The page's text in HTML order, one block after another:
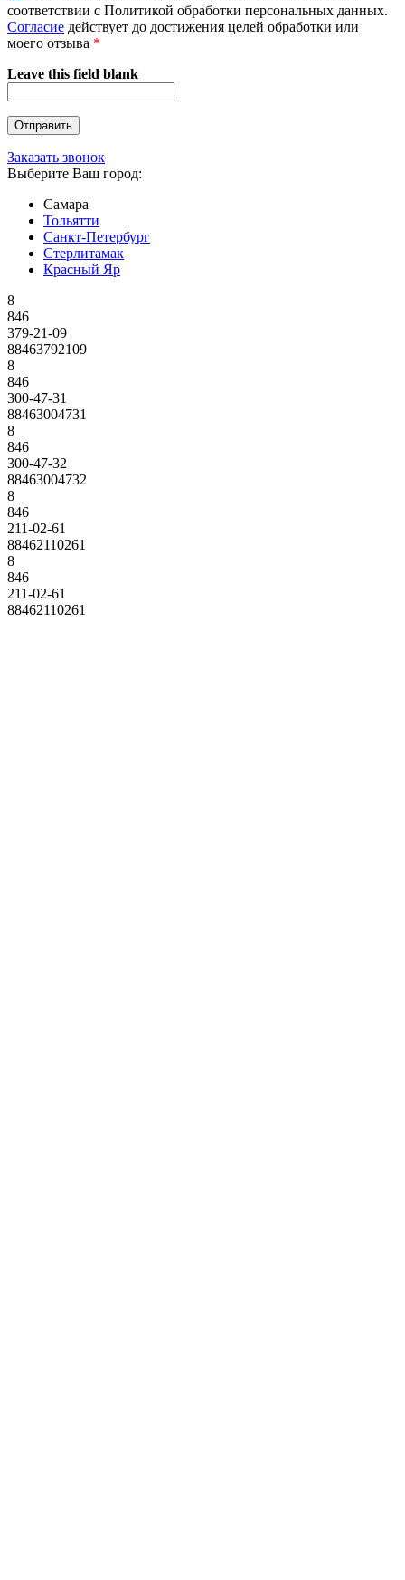
соответствии с Политикой обработки персональных данных.
Согласие действует до достижения целей обработки или
моего отзыва *
Leave this field blank
Заказать звонок
Выберите Ваш город:
Самара
Тольятти
Санкт-Петербург
Стерлитамак
Красный Яр
8
846
379-21-09
88463792109
8
846
300-47-31
88463004731
8
846
300-47-32
88463004732
8
846
211-02-61
88462110261
8
846
211-02-61
88462110261